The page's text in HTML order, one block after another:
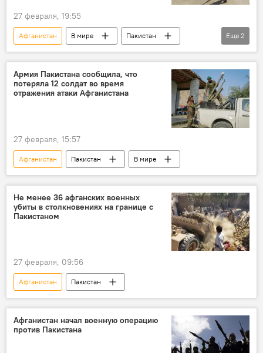
27 февраля, 19:55
Афганистан В мире
Пакистан
атака
граница
Еще 2
Армия Пакистана сообщила, что
потеряла 12 солдат во время
отражения атаки Афганистана
27 февраля, 15:57
Афганистан Пакистан В мире
Не менее 36 афганских военных
убиты в столкновениях на границе с
Пакистаном
27 февраля, 09:56
Афганистан Пакистан
Афганистан начал военную операцию
против Пакистана